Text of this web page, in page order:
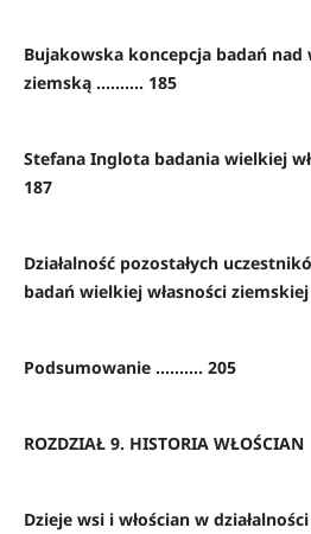
Bujakowska koncepcja badań nad
ziemską .......... 185
Stefana Inglota badania wielkiej
187
Działalność pozostałych
badań wielkiej własności ziemskiej
Podsumowanie .......... 205
ROZDZIAŁ 9. HISTORIA WŁOŚCIAN
Dzieje wsi i włościan w